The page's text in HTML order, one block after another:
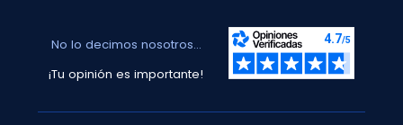
No lo decimos nosotros...
¡Tu opinión es importante!